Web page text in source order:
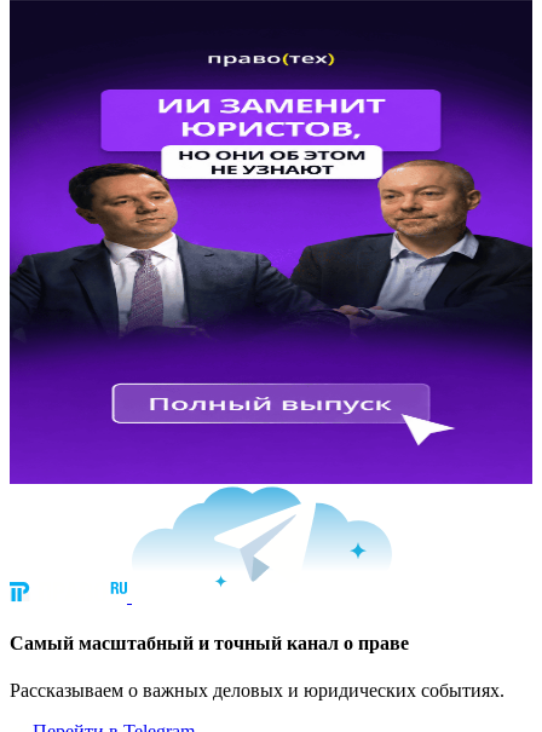
Cамый масштабный и точный канал о праве
Рассказываем о важных деловых и юридических событиях.